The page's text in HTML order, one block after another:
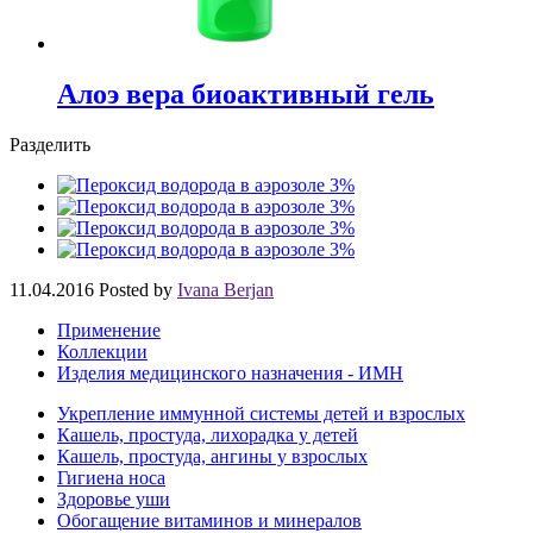
Алоэ вера биоактивный гель
Разделить
11.04.2016 Posted by Ivana Berjan
Применение
Коллекции
Изделия медицинского назначения - ИМН
Укрепление иммунной системы детей и взрослых
Кашель, простуда, лихорадка у детей
Кашель, простуда, ангины у взрослых
Гигиена носа
Здоровье уши
Обогащение витаминов и минералов